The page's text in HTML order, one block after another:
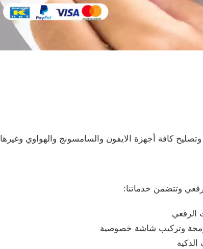
كافة أجهزة الايفون والسامسونج والهواوي وغيرها
وتتضمن خدماتنا:
الرقعي
وتركيب شاشة خصوصية
الذكية